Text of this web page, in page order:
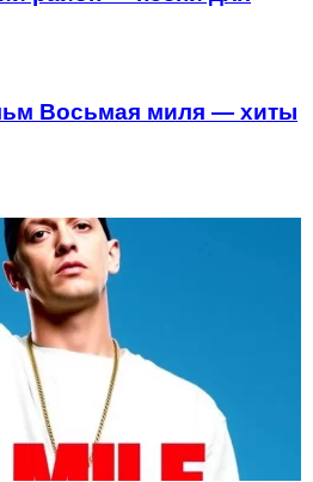
Восьмая миля — хиты